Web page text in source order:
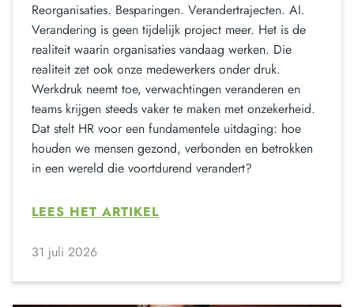
Reorganisaties. Besparingen. Verandertrajecten. AI.
Verandering is geen tijdelijk project meer. Het is de
realiteit waarin organisaties vandaag werken. Die
realiteit zet ook onze medewerkers onder druk.
Werkdruk neemt toe, verwachtingen veranderen en
teams krijgen steeds vaker te maken met onzekerheid.
Dat stelt HR voor een fundamentele uitdaging: hoe
houden we mensen gezond, verbonden en betrokken
in een wereld die voortdurend verandert?
LEES HET ARTIKEL
31 juli 2026